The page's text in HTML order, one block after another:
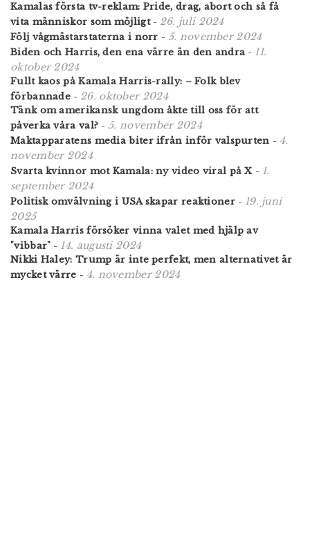
Kamalas första tv-reklam: Pride, drag, abort och så få
vita människor som möjligt- 26. juli 2024
Följ vågmästarstaterna i norr - 5. november 2024
Biden och Harris, den ena värre än den andra - 11.
oktober 2024
Fullt kaos på Kamala Harris-rally: – Folk blev
förbannade - 26. oktober 2024
Tänk om amerikansk ungdom åkte till oss för att
påverka våra val? -5. november 2024
Maktapparatens media biter ifrån inför valspurten - 4.
november 2024
Svarta kvinnor mot Kamala: ny video viral på X- 1.
september 2024
Politisk omvälvning i USA skapar reaktioner- 19. juni
2025
Kamala Harris försöker vinna valet med hjälp av
"vibbar" - 14. augusti 2024
Nikki Haley: Trump är inte perfekt, men alternativet är
mycket värre - 4. november 2024